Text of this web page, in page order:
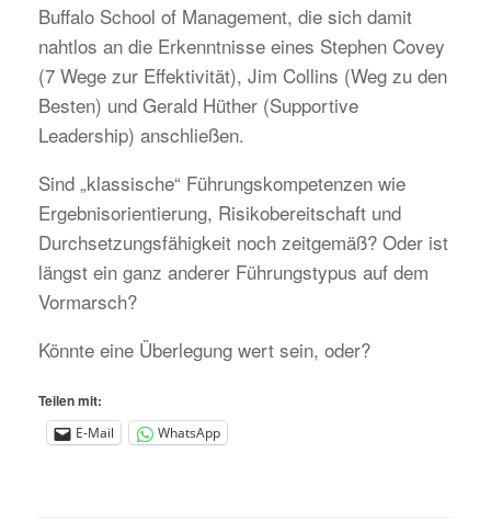
Buffalo School of Management, die sich damit
nahtlos an die Erkenntnisse eines Stephen Covey
(7 Wege zur Effektivität), Jim Collins (Weg zu den
Besten) und Gerald Hüther (Supportive
Leadership) anschließen.
Sind „klassische“ Führungskompetenzen wie
Ergebnisorientierung, Risikobereitschaft und
Durchsetzungsfähigkeit noch zeitgemäß? Oder ist
längst ein ganz anderer Führungstypus auf dem
Vormarsch?
Könnte eine Überlegung wert sein, oder?
Teilen mit:
E-Mail WhatsApp